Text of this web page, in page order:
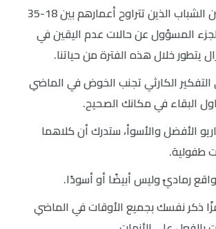
إنه شائع بين الشباب الذين تتراوح أعمارهم بين 18-35
المسؤول عن حالات عدم اليقين في
يتطور خلال هذه الفترة من حياتنا.
التفكير الكارثي تجنب الخوض في الماضي
البقاء في مكانك الصحيح.
الأفضل والأسوأ، ستدرك أن كلاهما
طفولية.
رماديٌ وليس أبيضًا أو أسودًا.
ذكر نفسك بجميع الأوقات في الماضي